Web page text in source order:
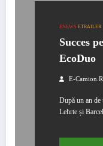
ENEWS ETRAILER
Succes
EcoDuo
E-
După un an de
Lehrte și